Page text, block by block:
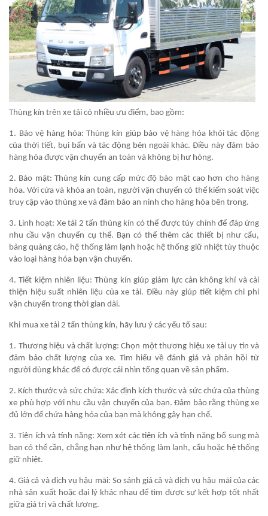
Thùng kín trên xe tải có nhiều ưu điểm, bao gồm:
1. Bảo vệ hàng hóa: Thùng kín giúp bảo vệ hàng hóa khỏi tác động
của thời tiết, bụi bẩn và tác động bên ngoài khác. Điều này đảm bảo
hàng hóa được vận chuyển an toàn và không bị hư hỏng.
2. Bảo mật: Thùng kín cung cấp mức độ bảo mật cao hơn cho hàng
hóa. Với cửa và khóa an toàn, người vận chuyển có thể kiểm soát việc
truy cập vào thùng xe và đảm bảo an ninh cho hàng hóa bên trong.
3. Linh hoạt: Xe tải 2 tấn thùng kín có thể được tùy chỉnh để đáp ứng
nhu cầu vận chuyển cụ thể. Bạn có thể thêm các thiết bị như cẩu,
bảng quảng cáo, hệ thống làm lạnh hoặc hệ thống giữ nhiệt tùy thuộc
vào loại hàng hóa bạn vận chuyển.
4. Tiết kiệm nhiên liệu: Thùng kín giúp giảm lực cản không khí và cải
thiện hiệu suất nhiên liệu của xe tải. Điều này giúp tiết kiệm chi phí
vận chuyển trong thời gian dài.
Khi mua xe tải 2 tấn thùng kín, hãy lưu ý các yếu tố sau:
1. Thương hiệu và chất lượng: Chọn một thương hiệu xe tải uy tín và
đảm bảo chất lượng của xe. Tìm hiểu về đánh giá và phản hồi từ
người dùng khác để có được cái nhìn tổng quan về sản phẩm.
2. Kích thước và sức chứa: Xác định kích thước và sức chứa của thùng
xe phù hợp với nhu cầu vận chuyển của bạn. Đảm bảo rằng thùng xe
đủ lớn để chứa hàng hóa của bạn mà không gây hạn chế.
3. Tiện ích và tính năng: Xem xét các tiện ích và tính năng bổ sung mà
bạn có thể cần, chẳng hạn như hệ thống làm lạnh, cẩu hoặc hệ thống
giữ nhiệt.
4. Giá cả và dịch vụ hậu mãi: So sánh giá cả và dịch vụ hậu mãi của các
nhà sản xuất hoặc đại lý khác nhau để tìm được sự kết hợp tốt nhất
giữa giá trị và chất lượng.